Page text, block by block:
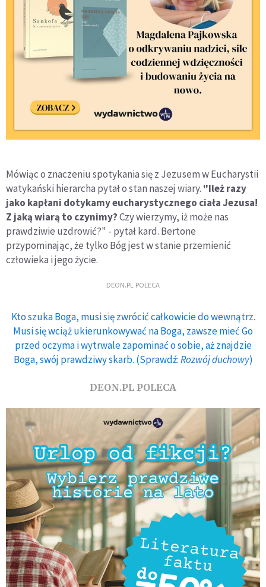
Mówiąc o znaczeniu spotykania się z Jezusem w Eucharystii
watykański hierarcha pytał o stan naszej wiary. "Ileż razy
jako kapłani dotykamy eucharystycznego ciała Jezusa!
Z jaką wiarą to czynimy?Czy wierzymy, iż może nas
prawdziwie uzdrowić?" - pytał kard. Bertone
przypominając, że tylko Bóg jest w stanie przemienić
człowieka i jego życie.
DEON.PL POLECA
Kto szuka Boga, musi się zwrócić całkowicie do wewnątrz.
Musi się wciąż ukierunkowywać na Boga, zawsze mieć Go
przed oczyma i wytrwale zapominać o sobie, aż znajdzie
Boga, swój prawdziwy skarb. (Sprawdź:Rozwój duchowy)
DEON.PL POLECA